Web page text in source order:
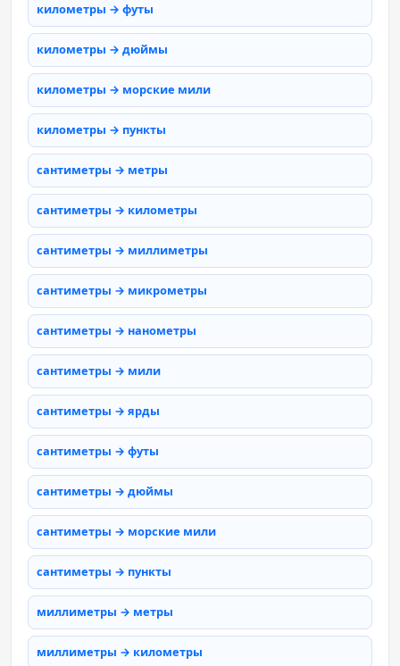
километры → футы
километры → дюймы
километры → морские мили
километры → пункты
сантиметры → метры
сантиметры → километры
сантиметры → миллиметры
сантиметры → микрометры
сантиметры → нанометры
сантиметры → мили
сантиметры → ярды
сантиметры → футы
сантиметры → дюймы
сантиметры → морские мили
сантиметры → пункты
миллиметры → метры
миллиметры → километры